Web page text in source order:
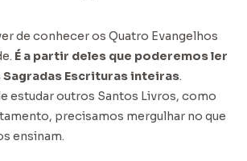
de conhecer os Quatro Evangelhos
É a partir deles que poderemos ler
Escrituras inteiras.
estudar outros Santos Livros, como
precisamos mergulhar no que
ensinam.